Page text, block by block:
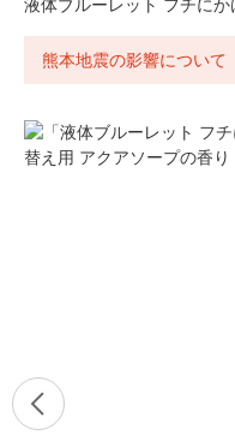
液体ブルーレット フチに
熊本地震の影響について